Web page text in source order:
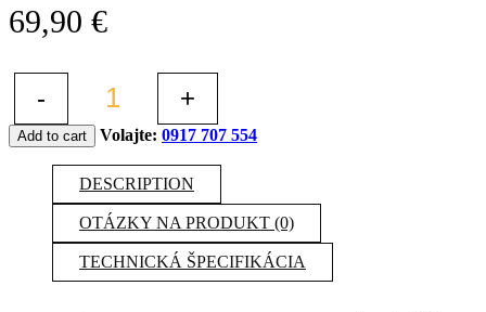
69,90 €
- +
Add to cart Volajte: 0917 707 554
DESCRIPTION
OTÁZKY NA PRODUKT (0)
TECHNICKÁ ŠPECIFIKÁCIA